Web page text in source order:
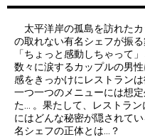
太平洋岸の孤島を訪れた
の取れない有名シェフが振
「ちょっと感動しちゃって
数々に涙するカップルの男
感をきっかけにレストラン
一つ一つのメニューには想
た… 。果たして、レストラ
にはどんな秘密が隠されて
名シェフの正体とは…？